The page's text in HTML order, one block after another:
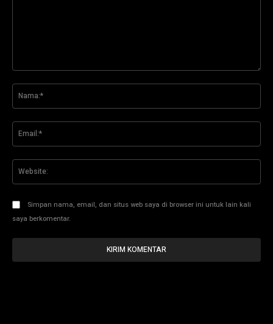
Simpan nama, email, dan situs web saya di browser ini untuk lain kali
saya berkomentar.